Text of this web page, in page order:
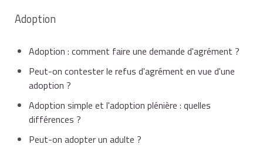
Adoption
Adoption : comment faire une demande d'agrément ?
Peut-on contester le refus d'agrément en vue d'une
adoption ?
Adoption simple et l'adoption plénière : quelles
différences ?
Peut-on adopter un adulte ?